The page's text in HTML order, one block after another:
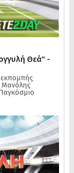
Θεά" -
Μανόλης